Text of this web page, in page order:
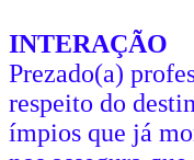
INTERAÇÃO
Prezado(a)
respeito do
ímpios que já